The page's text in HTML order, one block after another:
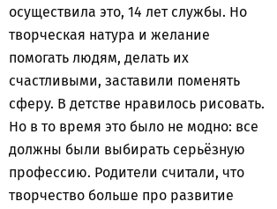
осуществила это, 14 лет службы. Но
творческая натура и желание
помогать людям, делать их
счастливыми, заставили поменять
сферу. В детстве нравилось рисовать.
Но в то время это было не модно: все
должны были выбирать серьёзную
профессию. Родители считали, что
творчество больше про развитие